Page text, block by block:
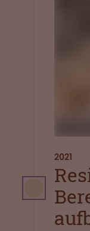
2021